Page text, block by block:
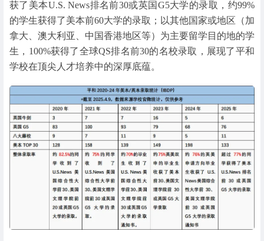
获了美本U.S. News排名前30或英国G5大学的录取，约99%
的学生获得了美本前60大学的录取；以其他国家或地区（加
拿大、澳大利亚、中国香港地区等）为主要留学目的地的学
生，100%获得了全球QS排名前30的名校录取，展现了平和
学校在顶尖人才培养中的深厚底蕴。